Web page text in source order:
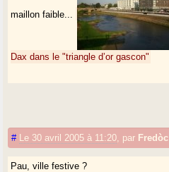
maillon faible...
Dax dans le "triangle d’or gascon"
# Le 30 avril 2005 à 11:20 par Fredòc
Pau, ville festive ?